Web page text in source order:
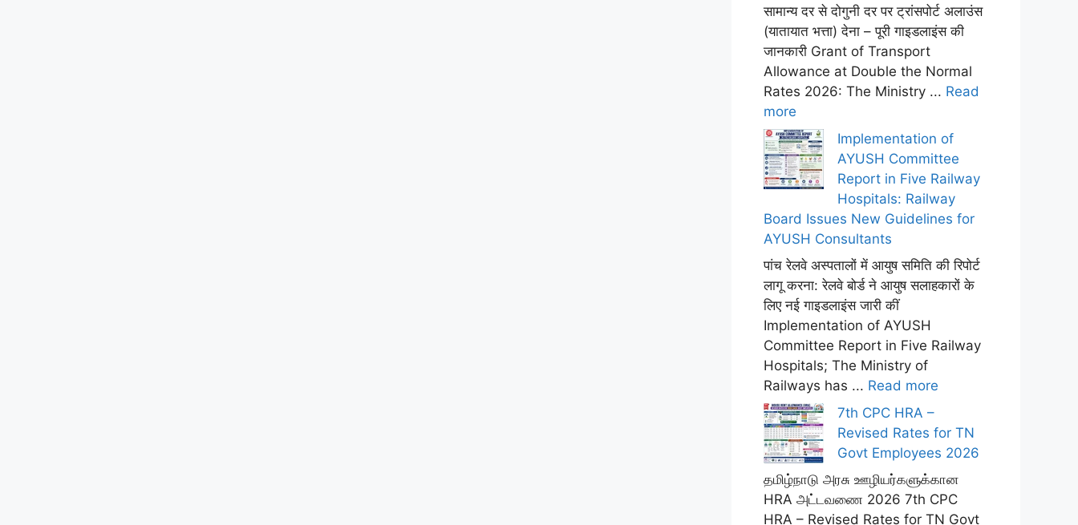
सामान्य दर से दोगुनी दर पर ट्रांसपोर्ट अलाउंस
(यातायात भत्ता) देना – पूरी गाइडलाइंस की
जानकारी Grant of Transport
Allowance at Double the Normal
Rates 2026: The Ministry ... Read
more
Implementation of
AYUSH Committee
Report in Five Railway
Hospitals: Railway
Board Issues New Guidelines for
AYUSH Consultants
पांच रेलवे अस्पतालों में आयुष समिति की रिपोर्ट
लागू करना: रेलवे बोर्ड ने आयुष सलाहकारों के
लिए नई गाइडलाइंस जारी कीं
Implementation of AYUSH
Committee Report in Five Railway
Hospitals; The Ministry of
Railways has ... Read more
7th CPC HRA –
Revised Rates for TN
Govt Employees 2026
தமிழ்நாடு அரசு ஊழியர்களுக்கான
HRA அட்டவணை 2026 7th CPC
HRA – Revised Rates for TN Govt